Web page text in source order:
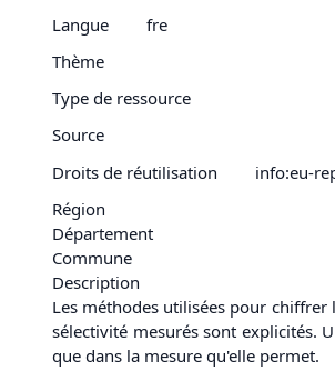
Langue
fre
Thème
Type de ressource
Source
Droits de réutilisation
info:eu-
Région
Département
Commune
Description
Les méthodes utilisées pour chiffrer
sélectivité mesurés sont explicités.
que dans la mesure qu'elle permet.